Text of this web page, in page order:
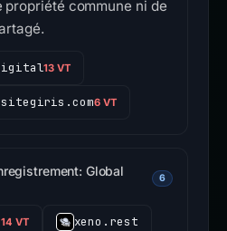
commune ni de
13 VT
6 VT
Global
6
14 VT xeno.rest